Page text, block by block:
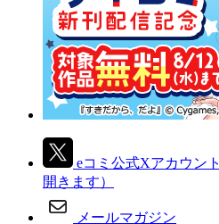
eコミ公式Xアカウント
開きます）
メールマガジン